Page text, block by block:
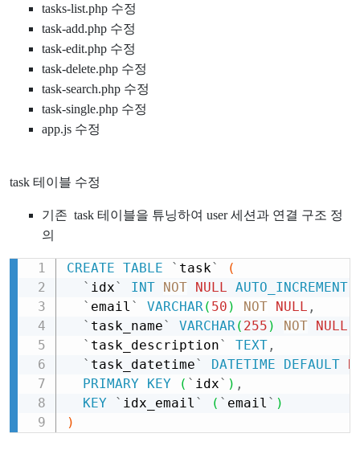
tasks-list.php 수정
task-add.php 수정
task-edit.php 수정
task-delete.php 수정
task-search.php 수정
task-single.php 수정
app.js 수정
task 테이블 수정
기존 task 테이블을 튜닝하여 user 세션과 연결 구조 정
의
CREATE TABLE ` task`
(
` idx` INT NOT NULL AUTO_INCREMENT,
` email ` VARCHAR( 50 ) NOT NULL ,
` task_name` VARCHAR( 255 ) NOT NULL
` task_description` TEXT,
` task_datetime` DATETIME DEFAULT
PRIMARY KEY ( ` idx` ) ,
KEY
` idx_email ` ( ` email ` )
)